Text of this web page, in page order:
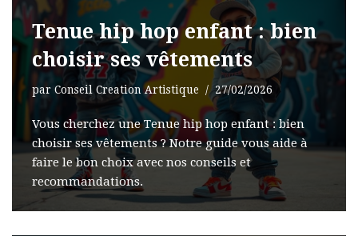
Tenue hip hop enfant : bien
choisir ses vêtements
par Conseil Creation Artistique 27/02/2026
Vous cherchez une Tenue hip hop enfant : bien
choisir ses vêtements ? Notre guide vous aide à
faire le bon choix avec nos conseils et
recommandations.